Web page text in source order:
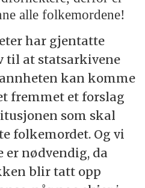
alle folkemordene!
har gjentatte
at statsarkivene
kan komme
fremmet et forslag
som skal
folkemordet. Og vi
er nødvendig, da
blir tatt opp